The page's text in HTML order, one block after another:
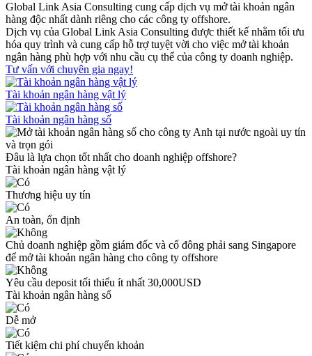
Global Link Asia Consulting cung cấp dịch vụ mở tài khoản ngân
hàng độc nhất dành riêng cho các công ty offshore.
Dịch vụ của Global Link Asia Consulting được thiết kế nhằm tối ưu
hóa quy trình và cung cấp hỗ trợ tuyệt vời cho việc mở tài khoản
ngân hàng phù hợp với nhu cầu cụ thể của công ty doanh nghiệp.
Tư vấn với chuyên gia ngay!
Tài khoản ngân hàng vật lý
Tài khoản ngân hàng số
Đâu là lựa chọn tốt nhất cho doanh nghiệp offshore?
Tài khoản ngân hàng vật lý
Thương hiệu uy tín
An toàn, ổn định
Chủ doanh nghiệp gồm giám đốc và cổ đông phải sang Singapore
để mở tài khoản ngân hàng cho công ty offshore
Yêu cầu deposit tối thiểu ít nhất 30,000USD
Tài khoản ngân hàng số
Dễ mở
Tiết kiệm chi phí chuyển khoản